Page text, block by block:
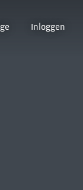
Inloggen